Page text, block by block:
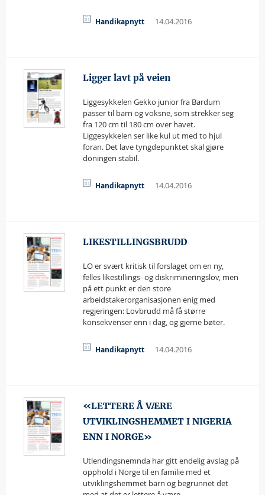
Handikapnytt 14.04.2016
Ligger lavt på veien
Liggesykkelen Gekko junior fra Bardum
passer til barn og voksne, som strekker seg
fra 120 cm til 180 cm over havet.
Liggesykkelen ser like kul ut med to hjul
foran. Det lave tyngdepunktet skal gjøre
doningen stabil.
Handikapnytt 14.04.2016
LIKESTILLINGSBRUDD
LO er svært kritisk til forslaget om en ny,
felles likestillings- og diskrimineringslov, men
på ett punkt er den store
arbeidstakerorganisasjonen enig med
regjeringen: Lovbrudd må få større
konsekvenser enn i dag, og gjerne bøter.
Handikapnytt 14.04.2016
«LETTERE Å VÆRE
UTVIKLINGSHEMMET I NIGERIA
ENN I NORGE»
Utlendingsnemnda har gitt endelig avslag på
opphold i Norge til en familie med et
utviklingshemmet barn og begrunnet det